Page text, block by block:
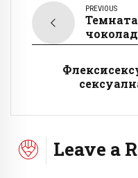
PREVIOUS
Leave a